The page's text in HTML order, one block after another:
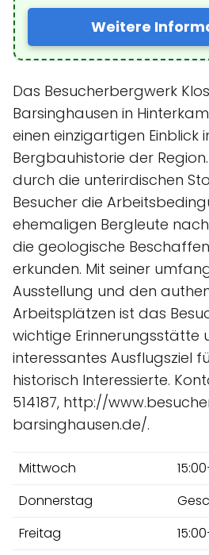
Weitere
Das Besucherbergwerk
Barsinghausen in
einen einzigartigen Einblick
Bergbauhistorie der
durch die unterirdischen
Besucher die
ehemaligen Bergleute
die geologische
erkunden. Mit seiner
Ausstellung und den
Arbeitsplätzen ist das
wichtige Erinnerungsstätte
interessantes Ausflugsziel
historisch Interessierte.
514187, http://
barsinghausen.de/.
Mittwoch
Donnerstag
Freitag